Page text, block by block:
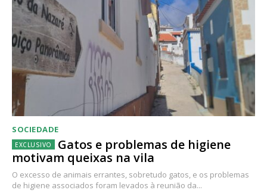
SOCIEDADE
Gatos e problemas de higiene
motivam queixas na vila
O excesso de animais errantes, sobretudo gatos, e os problemas
de higiene associados foram levados à reunião da...